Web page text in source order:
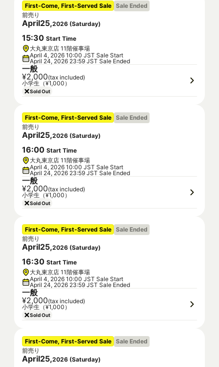
First-Come, First-Served Sale Sale Ended
前売り
April25,2026 (Saturday)
15:30 Start Time
大丸東京店 11階催事場
April 4, 2026 10:00 JST Sale Start
April 24, 2026 23:59 JST Sale Ended
一般
¥2,000(tax included)
小学生（¥1,000）
Sold Out
First-Come, First-Served Sale Sale Ended
前売り
April25,2026 (Saturday)
16:00 Start Time
大丸東京店 11階催事場
April 4, 2026 10:00 JST Sale Start
April 24, 2026 23:59 JST Sale Ended
一般
¥2,000(tax included)
小学生（¥1,000）
Sold Out
First-Come, First-Served Sale Sale Ended
前売り
April25,2026 (Saturday)
16:30 Start Time
大丸東京店 11階催事場
April 4, 2026 10:00 JST Sale Start
April 24, 2026 23:59 JST Sale Ended
一般
¥2,000(tax included)
小学生（¥1,000）
Sold Out
First-Come, First-Served Sale Sale Ended
前売り
April25,2026 (Saturday)